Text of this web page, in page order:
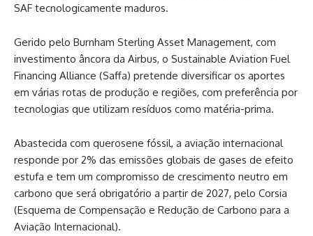
SAF tecnologicamente maduros.
Gerido pelo Burnham Sterling Asset Management, com
investimento âncora da Airbus, o Sustainable Aviation Fuel
Financing Alliance (Saffa) pretende diversificar os aportes
em várias rotas de produção e regiões, com preferência por
tecnologias que utilizam resíduos como matéria-prima.
Abastecida com querosene fóssil, a aviação internacional
responde por 2% das emissões globais de gases de efeito
estufa e tem um compromisso de crescimento neutro em
carbono que será obrigatório a partir de 2027, pelo Corsia
(Esquema de Compensação e Redução de Carbono para a
Aviação Internacional).